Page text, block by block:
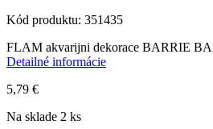
Kód produktu: 351435
FLAM akvarijni dekorace BARRIE
Detailné informácie
5,79 €
Na sklade 2 ks